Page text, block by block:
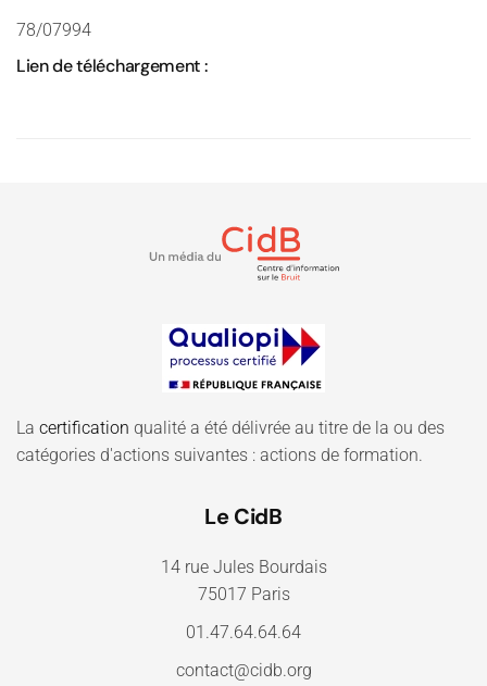
78/07994
Lien de téléchargement :
La certification qualité a été délivrée au titre de la ou des
catégories d'actions suivantes : actions de formation.
Le CidB
14 rue Jules Bourdais
75017 Paris
01.47.64.64.64
contact@cidb.org